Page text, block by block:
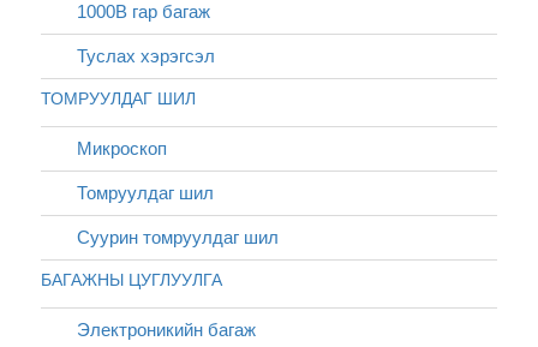
1000В гар багаж
Туслах хэрэгсэл
ТОМРУУЛДАГ ШИЛ
Микроскоп
Томруулдаг шил
Суурин томруулдаг шил
БАГАЖНЫ ЦУГЛУУЛГА
Электроникийн багаж